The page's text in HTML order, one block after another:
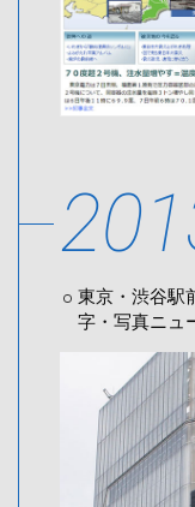
東京・渋谷駅
字・写真ニュ